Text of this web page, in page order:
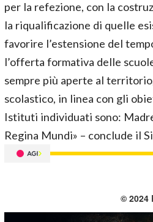
per la refezione, con la
la riqualificazione di quelle
favorire l’estensione del
l’offerta formativa delle
sempre più aperte al
scolastico, in linea con gli
Istituti individuati sono:
Regina Mundi» – conclude il
© 2024